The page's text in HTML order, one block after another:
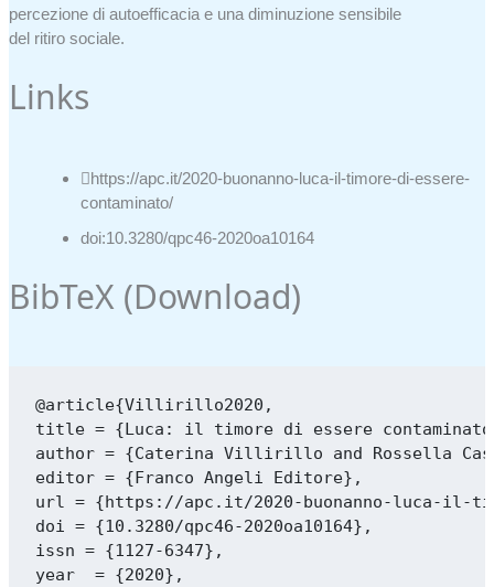
percezione di autoefficacia e una diminuzione sensibile
del ritiro sociale.
Links
https://apc.it/2020-buonanno-luca-il-timore-di-essere-
contaminato/
doi:10.3280/qpc46-2020oa10164
BibTeX (Download)
@article{Villirillo2020,
title = {Luca: il timore di essere
author = {Caterina Villirillo and Rossella
editor = {Franco Angeli Editore},
url = {https://apc.it/2020-buonanno-luca-il-
doi = {10.3280/qpc46-2020oa10164},
issn = {1127-6347},
year  = {2020},